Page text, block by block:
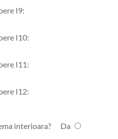
I9:
I10:
I11:
I12:
interioara?
Da